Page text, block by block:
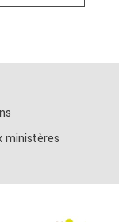
ministères